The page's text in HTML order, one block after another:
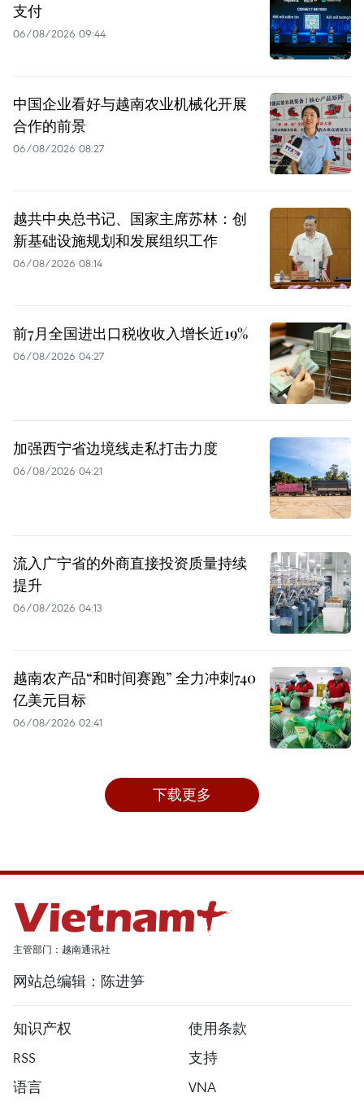
支付
06/08/2026 09:44
中国企业看好与越南农业机械化开展
合作的前景
06/08/2026 08:27
越共中央总书记、国家主席苏林：创
新基础设施规划和发展组织工作
06/08/2026 08:14
前7月全国进出口税收收入增长近19%
06/08/2026 04:27
加强西宁省边境线走私打击力度
06/08/2026 04:21
流入广宁省的外商直接投资质量持续
提升
06/08/2026 04:13
越南农产品“和时间赛跑” 全力冲刺740
亿美元目标
06/08/2026 02:41
下载更多
主管部门：越南通讯社
网站总编辑：陈进笋
知识产权
使用条款
RSS
支持
语言
VNA